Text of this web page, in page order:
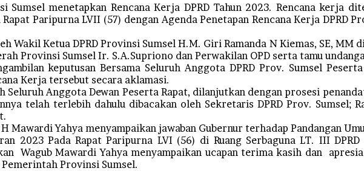
Sumsel menetapkan Rencana Kerja DPRD Tahun 2023. Rencana kerja
Paripurna LVII (57) dengan Agenda Penetapan Rencana Kerja DPRD
Wakil Ketua DPRD Provinsi Sumsel H.M. Giri Ramanda N Kiemas, SE,
Provinsi Sumsel Ir. S.A.Supriono dan Perwakilan OPD serta tamu
keputusan Bersama Seluruh Anggota DPRD Prov. Sumsel
Kerja tersebut secara aklamasi.
Seluruh Anggota Dewan Peserta Rapat, dilanjutkan dengan prosesi
telah terlebih dahulu dibacakan oleh Sekretaris DPRD Prov. Sumsel;
Mawardi Yahya menyampaikan jawaban Gubernur terhadap Pandangan
2023 Pada Rapat Paripurna LVI (56) di Ruang Serbaguna LT. III
Wagub Mawardi Yahya menyampaikan ucapan terima kasih dan
Provinsi Sumsel.